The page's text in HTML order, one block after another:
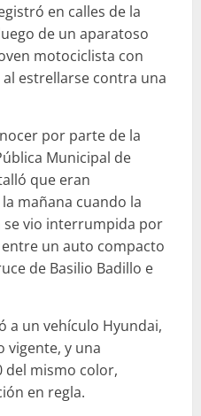
en calles de la
de un aparatoso
motociclista con
estrellarse contra una
por parte de la
Municipal de
que eran
mañana cuando la
vio interrumpida por
un auto compacto
de Basilio Badillo e
a un vehículo Hyundai,
vigente, y una
del mismo color,
en regla.